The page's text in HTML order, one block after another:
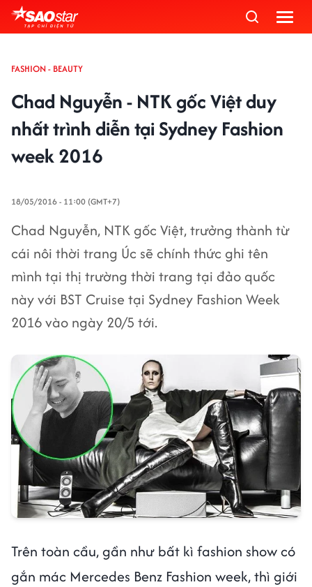
FASHION - BEAUTY
Chad Nguyễn - NTK gốc Việt duy
nhất trình diễn tại Sydney Fashion
week 2016
18/05/2016 - 11:00 (GMT+7)
Chad Nguyễn, NTK gốc Việt, trưởng thành từ
cái nôi thời trang Úc sẽ chính thức ghi tên
mình tại thị trường thời trang tại đảo quốc
này với BST Cruise tại Sydney Fashion Week
2016 vào ngày 20/5 tới.
Trên toàn cầu, gần như bất kì fashion show có
gắn mác Mercedes Benz Fashion week, thì giới